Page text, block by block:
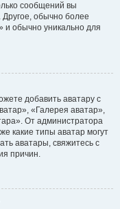
сообщений вы
обычно более
и обычно уникально для
добавить аватару с
«Галерея аватар»,
От администратора
какие типы аватар могут
аватары, свяжитесь с
причин.